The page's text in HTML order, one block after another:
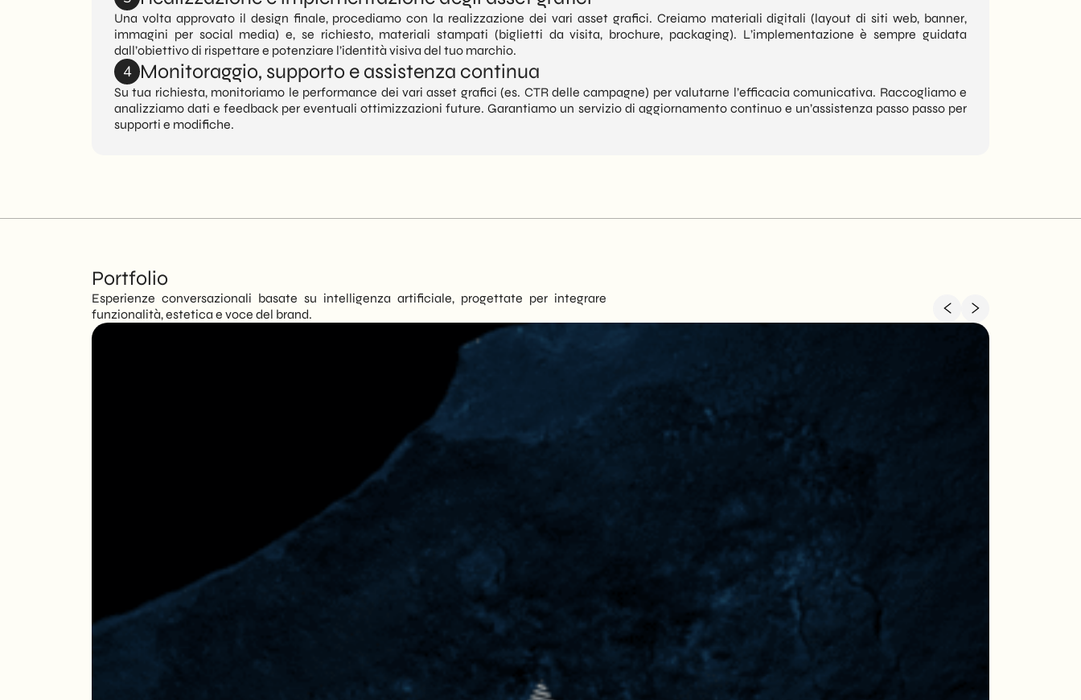
Una volta approvato il design finale, procediamo con la realizzazione dei vari asset grafici. Creiamo materiali digitali (layout di siti web, banner,
immagini per social media) e, se richiesto, materiali stampati (biglietti da visita, brochure, packaging). L’implementazione è sempre guidata
dall’obiettivo di rispettare e potenziare l’identità visiva del tuo marchio.
4 Monitoraggio, supporto e assistenza continua
Su tua richiesta, monitoriamo le performance dei vari asset grafici (es. CTR delle campagne) per valutarne l’efficacia comunicativa. Raccogliamo e
analizziamo dati e feedback per eventuali ottimizzazioni future. Garantiamo un servizio di aggiornamento continuo e un’assistenza passo passo per
supporti e modifiche.
Portfolio
Esperienze conversazionali basate su intelligenza artificiale, progettate per integrare
funzionalità, estetica e voce del brand.